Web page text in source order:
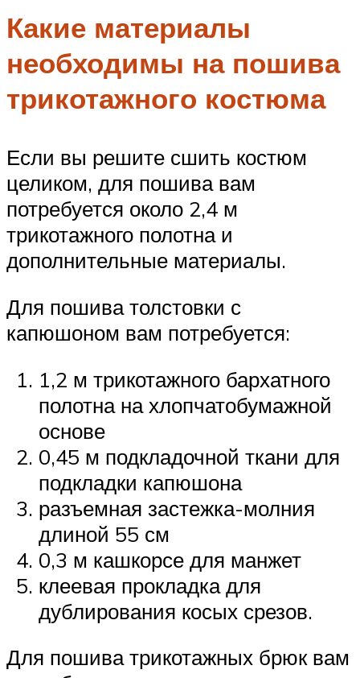
Какие материалы
необходимы на пошива
трикотажного костюма
Если вы решите сшить костюм
целиком, для пошива вам
потребуется около 2,4 м
трикотажного полотна и
дополнительные материалы.
Для пошива толстовки с
капюшоном вам потребуется:
1,2 м трикотажного бархатного
полотна на хлопчатобумажной
основе
0,45 м подкладочной ткани для
подкладки капюшона
разъемная застежка-молния
длиной 55 см
0,3 м кашкорсе для манжет
клеевая прокладка для
дублирования косых срезов.
Для пошива трикотажных брюк вам